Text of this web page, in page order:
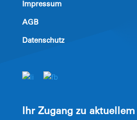
Impressum
AGB
Datenschutz
Ihr Zugang zu aktuellem